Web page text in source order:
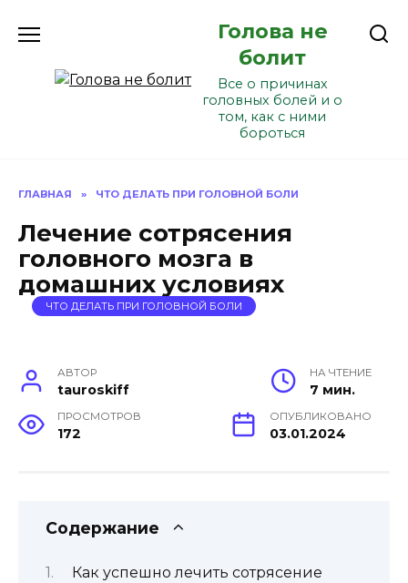
Голова не
болит
Все о причинах
головных болей и о
том, как с ними
бороться
ГЛАВНАЯ » ЧТО ДЕЛАТЬ ПРИ ГОЛОВНОЙ БОЛИ
Лечение сотрясения
головного мозга в
домашних условиях
ЧТО ДЕЛАТЬ ПРИ ГОЛОВНОЙ БОЛИ
АВТОР
tauroskiff
НА ЧТЕНИЕ
7 мин.
ПРОСМОТРОВ
172
ОПУБЛИКОВАНО
03.01.2024
Содержание
Как успешно лечить сотрясение